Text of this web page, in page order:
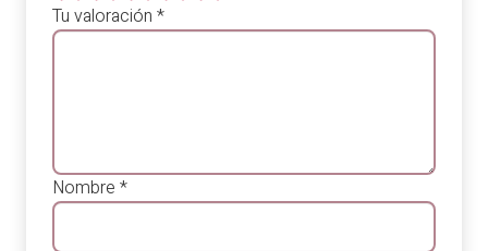
Tu valoración *
Nombre *